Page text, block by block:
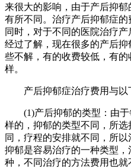
来很大的影响，由于产后抑
有所不同。治疗产后抑郁症的
同时，对于不同的医院治疗
经过了解，现在很多的产后
些不解，有的收费较低，有
样。
产后抑郁症治疗费用与以
(1)产后抑郁的类型：由于
样的，抑郁的类型不同，所
同，疗程的安排就不同，所
抑郁是容易治疗的一种类型
种，不同治疗的方法费用也就